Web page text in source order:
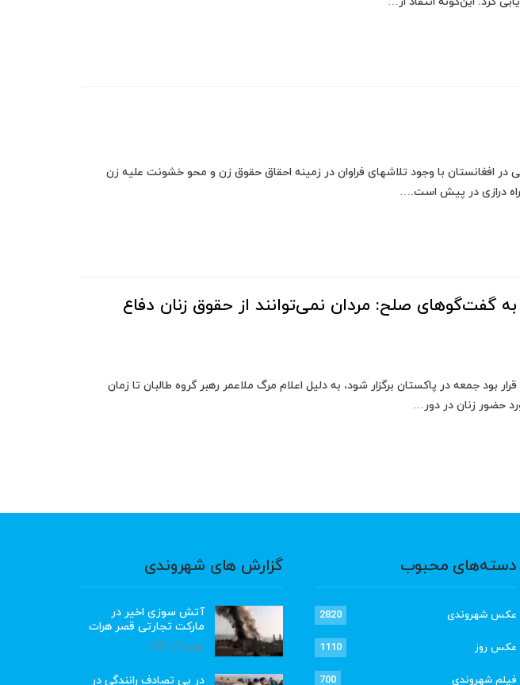
افغانستان با وجود تلاشهای فراوان در زمینه احقاق حقوق زن و محو خشونت علیه زن
درازی در پیش است.…
گفت‌گوهای صلح: مردان نمی‌توانند از حقوق زنان دفاع
بود جمعه در پاکستان برگزار شود، به دلیل اعلام مرگ ملاعمر رهبر گروه طالبان تا زمان
حضور زنان در دور…
دسته‌های محبوب
عکس شهروندی 2820
عکس روز 1110
فیلم شهروندی 700
گزارش های شهروندی
آتش سوزی اخیر در
مارکت تجارتی قصر هرات
ژوئن 22, 2023
در پی تصادف رانندگی در